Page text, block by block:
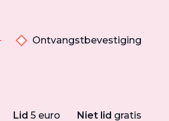
Ontvangstbevestiging
Lid 5 euro Niet lid gratis